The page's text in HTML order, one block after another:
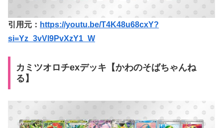
引用元： https://youtu.be/T4K48u68cxY?
si=Yz_3vVl9PvXzY1_W
カミツオロチexデッキ【かわのそばちゃんね
る】